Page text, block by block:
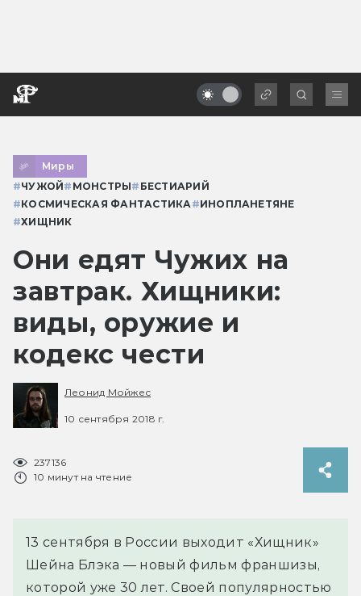
Миры
#ЧУЖОЙ# МОНСТРЫ# БЕСТИАРИЙ
#КОСМИЧЕСКАЯ ФАНТАСТИКА #ИНОПЛАНЕТЯНЕ
#ХИЩНИК
Они едят Чужих на
завтрак. Хищники:
виды, оружие и
кодекс чести
Леонид Мойжес
10 сентября 2018 г.
237136
10 минут на чтение
13 сентября в России выходит «Хищник»
Шейна Блэка — новый фильм франшизы,
которой уже 30 лет. Своей популярностью